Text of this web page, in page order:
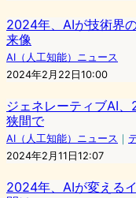
2024年、AIが技術界
来像
AI（人工知能）ニュース
2024年2月22日10:00
ジェネレーティブAI
狭間で
AI（人工知能）ニュース ｜
2024年2月11日12:07
2024年、AIが変える